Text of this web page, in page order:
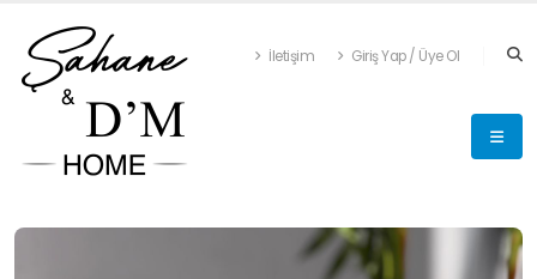
İletişim Giriş Yap / Üye Ol